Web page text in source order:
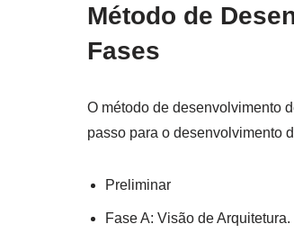
Método de
Fases
O método de desenvolvimento
passo para o desenvolvimento
Preliminar
Fase A: Visão de Arquitetura.